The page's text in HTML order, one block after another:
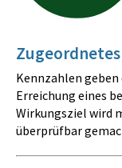
Kennzahlen
Erreichung eines
Wirkungsziel wird
überprüfbar